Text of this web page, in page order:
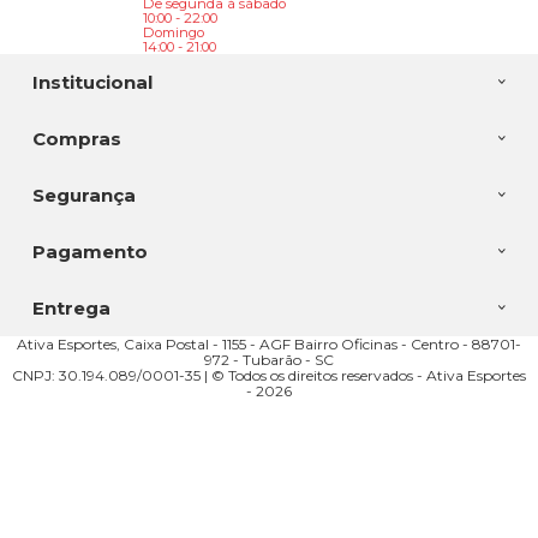
Institucional
Compras
10:00 - 22:00
Domingo
14:00 - 21:00
Segurança
Pagamento
Entrega
Ativa Esportes, Caixa Postal - 1155 - AGF Bairro Oficinas - Centro - 88701-
972 - Tubarão - SC
CNPJ: 30.194.089/0001-35 | © Todos os direitos reservados - Ativa Esportes
- 2026